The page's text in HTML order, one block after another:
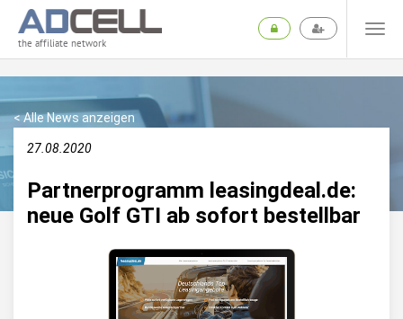
the affiliate network
< Alle News anzeigen
27.08.2020
Partnerprogramm leasingdeal.de:
neue Golf GTI ab sofort bestellbar